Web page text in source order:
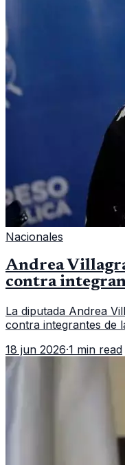
Nacionales
Andrea
contra
La diputada Andrea
contra integrantes de
18 jun 2026·1 min read